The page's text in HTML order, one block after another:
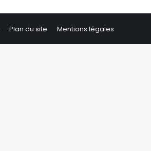
Plan du site Mentions légales